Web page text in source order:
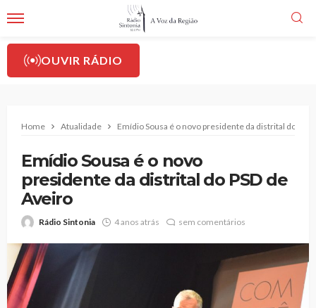
OUVIR RÁDIO
Home Atualidade Emídio Sousa é o novo presidente da distrital do PSD
Emídio Sousa é o novo
presidente da distrital do PSD de
Aveiro
Rádio Sintonia 4 anos atrás sem comentários